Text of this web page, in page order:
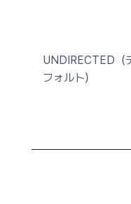
UNDIRECTED（
フォルト）